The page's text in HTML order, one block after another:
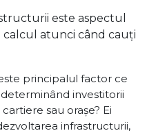
este aspectul
atunci când cauți
principalul factor ce
investitorii
sau orașe? Ei
infrastructurii,